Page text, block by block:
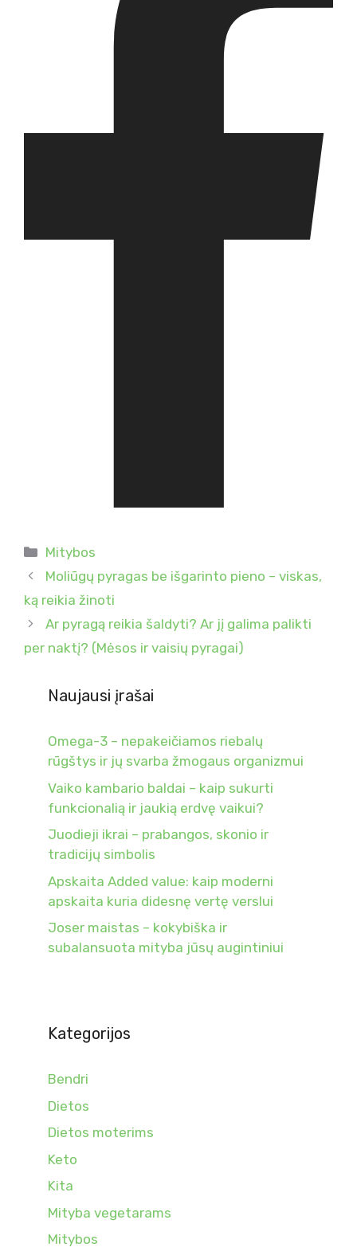
Kategorijos
Mitybos
Moliūgų pyragas be išgarinto pieno – viskas,
ką reikia žinoti
Ar pyragą reikia šaldyti? Ar jį galima palikti
per naktį? (Mėsos ir vaisių pyragai)
Naujausi įrašai
Omega-3 – nepakeičiamos riebalų
rūgštys ir jų svarba žmogaus organizmui
Vaiko kambario baldai – kaip sukurti
funkcionalią ir jaukią erdvę vaikui?
Juodieji ikrai – prabangos, skonio ir
tradicijų simbolis
Apskaita Added value: kaip moderni
apskaita kuria didesnę vertę verslui
Joser maistas – kokybiška ir
subalansuota mityba jūsų augintiniui
Kategorijos
Bendri
Dietos
Dietos moterims
Keto
Kita
Mityba vegetarams
Mitybos